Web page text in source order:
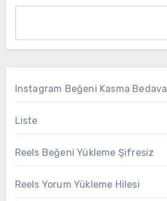
Instagram Beğeni Kasma Bedava
Liste
Reels Beğeni Yükleme Şifresiz
Reels Yorum Yükleme Hilesi